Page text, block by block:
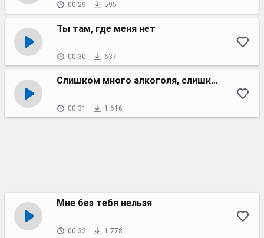
00:29 595
Ты там, где меня нет
00:30 637
Слишком много алкоголя, слишком мало Кока-Колы
00:31 1 616
Мне без тебя нельзя
00:32 1 778